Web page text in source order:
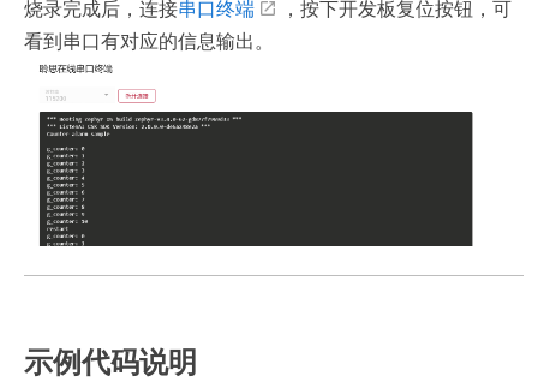
烧录完成后，连接串口终端
，按下开发板复位按钮，可
看到串口有对应的信息输出。
示例代码说明